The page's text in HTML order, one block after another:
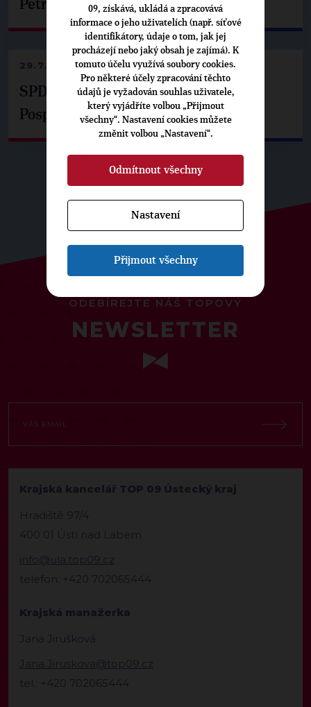
Petrem Pavlem
29.7.2026
SPD už není ve zprávě o extremismu.
Pospíšil: Je tu pachuť
ODEBÍREJTE NÁŠ TOPOVÝ
NEWSLETTER
Krajská kancelář TOP 09 Ústecký kraj
Hradiště 97/4
400 01 Ústí nad Labem
info@ula.top09.cz
telefon: +420 702065444
Krajská manažerka
Jana Jirušková
Jana.Jiruskova@top09.cz
tel.: +420 702065444
09, získává, ukládá a zpracovává
informace o jeho uživatelích (např. síťové
identifikátory, údaje o tom, jak jej
procházejí nebo jaký obsah je zajímá). K
tomuto účelu využívá soubory cookies.
Pro některé účely zpracování těchto
údajů je vyžadován souhlas uživatele,
který vyjádříte volbou „Přijmout
všechny“. Nastavení cookies můžete
změnit volbou „Nastavení“.
Odmítnout všechny
Nastavení
Přijmout všechny